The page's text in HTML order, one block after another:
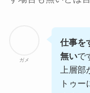
ガメ
仕事を
無いで
上層
トゥ